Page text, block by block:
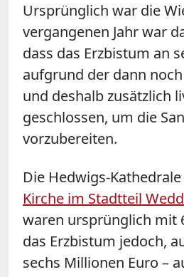
Ursprünglich war die
vergangenen Jahr war
dass das Erzbistum an
aufgrund der dann
und deshalb zusätzlich
geschlossen, um die
vorzubereiten.
Die Hedwigs-
Kirche im Stadtteil
waren ursprünglich mit
das Erzbistum jedoch,
sechs Millionen Euro –